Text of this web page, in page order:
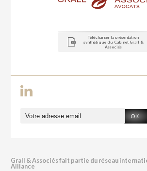
Télécharger la présentation
synthétique du Cabinet Grall &
Associés
OK
Grall & Associés fait partie du réseau
Alliance